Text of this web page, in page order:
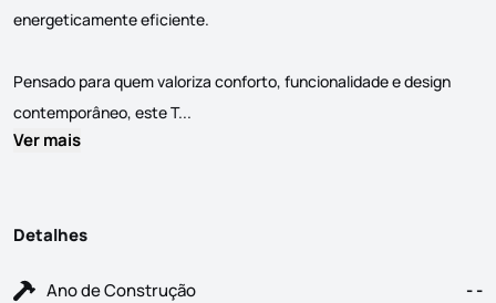
energeticamente eficiente.
Pensado para quem valoriza conforto, funcionalidade e design
contemporâneo, este T...
Ver mais
Detalhes
Ano de Construção
- -